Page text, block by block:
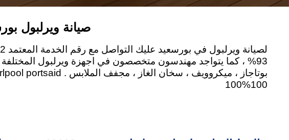
صيانة ويرلبول
93% ، كما يتواجد مهندسون متخصصون في اجهزة ويرلبول
100%100